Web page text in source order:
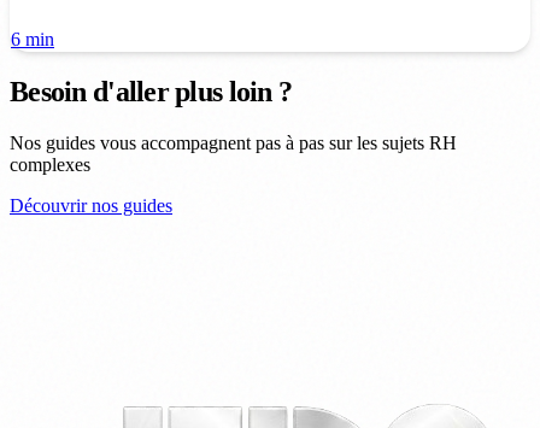
6 min
Besoin d'aller plus loin ?
Nos guides vous accompagnent pas à pas sur les sujets RH
complexes
Découvrir nos guides